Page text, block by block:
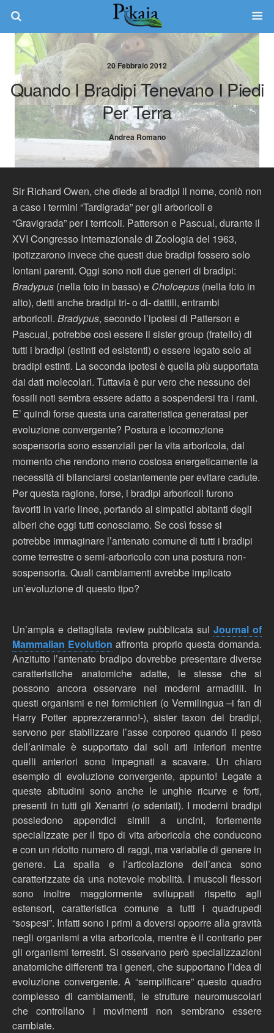
20 Febbraio 2012
Quando I Bradipi Tenevano I Piedi
Per Terra
Andrea Romano
Sir Richard Owen, che diede ai bradipi il nome, coniò non
a caso i termini “Tardigrada” per gli arboricoli e
“Gravigrada” per i terricoli. Patterson e Pascual, durante il
XVI Congresso Internazionale di Zoologia del 1963,
ipotizzarono invece che questi due bradipi fossero solo
lontani parenti. Oggi sono noti due generi di bradipi:
Bradypus (nella foto in basso) e Choloepus (nella foto in
alto), detti anche bradipi tri- o di- dattili, entrambi
arboricoli. Bradypus, secondo l’ipotesi di Patterson e
Pascual, potrebbe così essere il sister group (fratello) di
tutti i bradipi (estinti ed esistenti) o essere legato solo ai
bradipi estinti. La seconda ipotesi è quella più supportata
dai dati molecolari. Tuttavia è pur vero che nessuno dei
fossili noti sembra essere adatto a sospendersi tra i rami.
E’ quindi forse questa una caratteristica generatasi per
evoluzione convergente? Postura e locomozione
sospensoria sono essenziali per la vita arboricola, dal
momento che rendono meno costosa energeticamente la
necessità di bilanciarsi costantemente per evitare cadute.
Per questa ragione, forse, i bradipi arboricoli furono
favoriti in varie linee, portando ai simpatici abitanti degli
alberi che oggi tutti conosciamo. Se così fosse si
potrebbe immaginare l’antenato comune di tutti i bradipi
come terrestre o semi-arboricolo con una postura non-
sospensoria. Quali cambiamenti avrebbe implicato
un’evoluzione di questo tipo?
Un’ampia e dettagliata review pubblicata sulJournal of
Mammalian Evolution affronta proprio questa domanda.
Anzitutto l’antenato bradipo dovrebbe presentare diverse
caratteristiche anatomiche adatte, le stesse che si
possono ancora osservare nei moderni armadilli. In
questi organismi e nei formichieri (o Vermilingua –i fan di
Harry Potter apprezzeranno!-), sister taxon dei bradipi,
servono per stabilizzare l’asse corporeo quando il peso
dell’animale è supportato dai soli arti inferiori mentre
quelli anteriori sono impegnati a scavare. Un chiaro
esempio di evoluzione convergente, appunto! Legate a
queste abitudini sono anche le unghie ricurve e forti,
presenti in tutti gli Xenartri (o sdentati). I moderni bradipi
possiedono appendici simili a uncini, fortemente
specializzate per il tipo di vita arboricola che conducono
e con un ridotto numero di raggi, ma variabile di genere in
genere. La spalla e l’articolazione dell’anca sono
caratterizzate da una notevole mobilità. I muscoli flessori
sono inoltre maggiormente sviluppati rispetto agli
estensori, caratteristica comune a tutti i quadrupedi
“sospesi”. Infatti sono i primi a doversi opporre alla gravità
negli organismi a vita arboricola, mentre è il contrario per
gli organismi terrestri. Si osservano però specializzazioni
anatomiche differenti tra i generi, che supportano l’idea di
evoluzione convergente. A “semplificare” questo quadro
complesso di cambiamenti, le strutture neuromuscolari
che controllano i movimenti non sembrano essere
cambiate.